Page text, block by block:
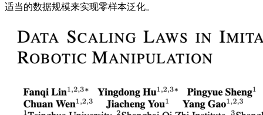
适当的数据规模来实现零样本泛化。